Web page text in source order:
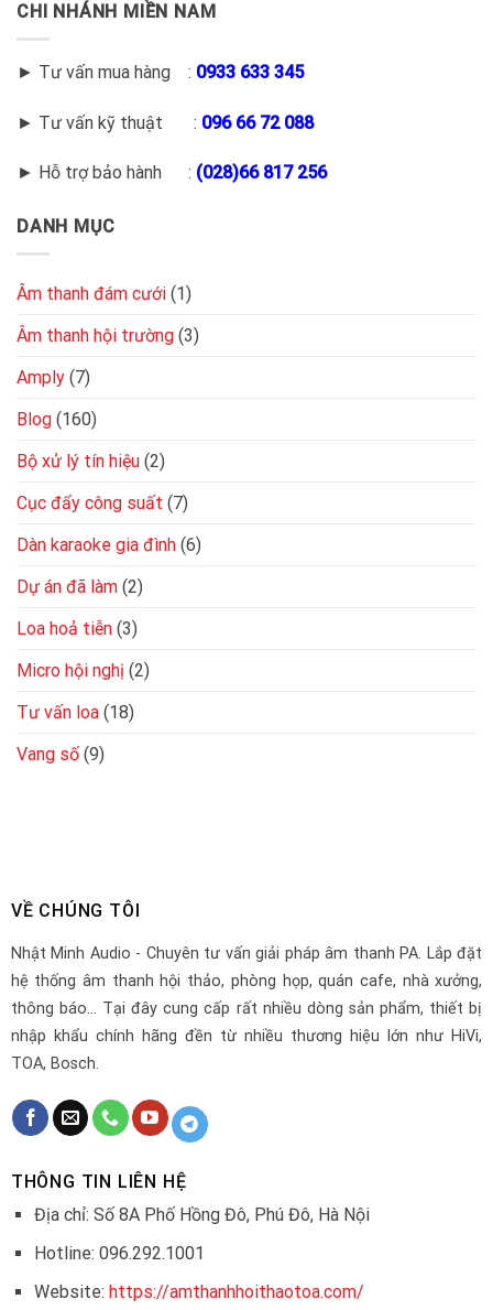
CHI NHÁNH MIỀN NAM
► Tư vấn mua hàng : 0933 633 345
► Tư vấn kỹ thuật : 096 66 72 088
► Hỗ trợ bảo hành : (028)66 817 256
DANH MỤC
Âm thanh đám cưới (1)
Âm thanh hội trường (3)
Amply (7)
Blog (160)
Bộ xử lý tín hiệu (2)
Cục đẩy công suất (7)
Dàn karaoke gia đình (6)
Dự án đã làm (2)
Loa hoả tiễn (3)
Micro hội nghị (2)
Tư vấn loa (18)
Vang số (9)
VỀ CHÚNG TÔI
Nhật Minh Audio - Chuyên tư vấn giải pháp âm thanh PA. Lắp đặt
hệ thống âm thanh hội thảo, phòng họp, quán cafe, nhà xưởng,
thông báo... Tại đây cung cấp rất nhiều dòng sản phẩm, thiết bị
nhập khẩu chính hãng đền từ nhiều thương hiệu lớn như HiVi,
TOA, Bosch.
THÔNG TIN LIÊN HỆ
Địa chỉ: Số 8A Phố Hồng Đô, Phú Đô, Hà Nội
Hotline: 096.292.1001
Website: https://amthanhhoithaotoa.com/